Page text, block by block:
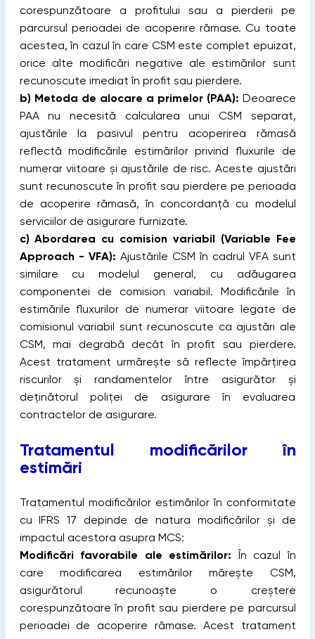
corespunzătoare a profitului sau a pierderii pe
parcursul perioadei de acoperire rămase. Cu toate
acestea, în cazul în care CSM este complet epuizat,
orice alte modificări negative ale estimărilor sunt
recunoscute imediat în profit sau pierdere.
b) Metoda de alocare a primelor (PAA): Deoarece
PAA nu necesită calcularea unui CSM separat,
ajustările la pasivul pentru acoperirea rămasă
reflectă modificările estimărilor privind fluxurile de
numerar viitoare și ajustările de risc. Aceste ajustări
sunt recunoscute în profit sau pierdere pe perioada
de acoperire rămasă, în concordanță cu modelul
serviciilor de asigurare furnizate.
c) Abordarea cu comision variabil (Variable Fee
Approach - VFA): Ajustările CSM în cadrul VFA sunt
similare cu modelul general, cu adăugarea
componentei de comision variabil. Modificările în
estimările fluxurilor de numerar viitoare legate de
comisionul variabil sunt recunoscute ca ajustări ale
CSM, mai degrabă decât în profit sau pierdere.
Acest tratament urmărește să reflecte împărțirea
riscurilor și randamentelor între asigurător și
deținătorul poliței de asigurare în evaluarea
contractelor de asigurare.
Tratamentul modificărilor în
estimări
Tratamentul modificărilor estimărilor în conformitate
cu IFRS 17 depinde de natura modificărilor și de
impactul acestora asupra MCS:
Modificări favorabile ale estimărilor:În cazul în
care modificarea estimărilor mărește CSM,
asigurătorul recunoaște o creștere
corespunzătoare în profit sau pierdere pe parcursul
perioadei de acoperire rămase. Acest tratament